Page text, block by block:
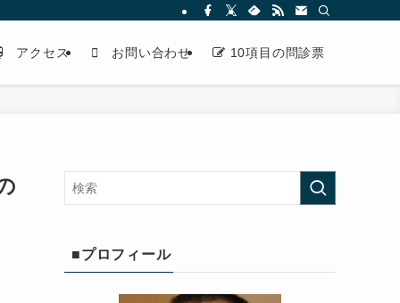
アクセス お問い合わせ 10項目の問診票
■プロフィール